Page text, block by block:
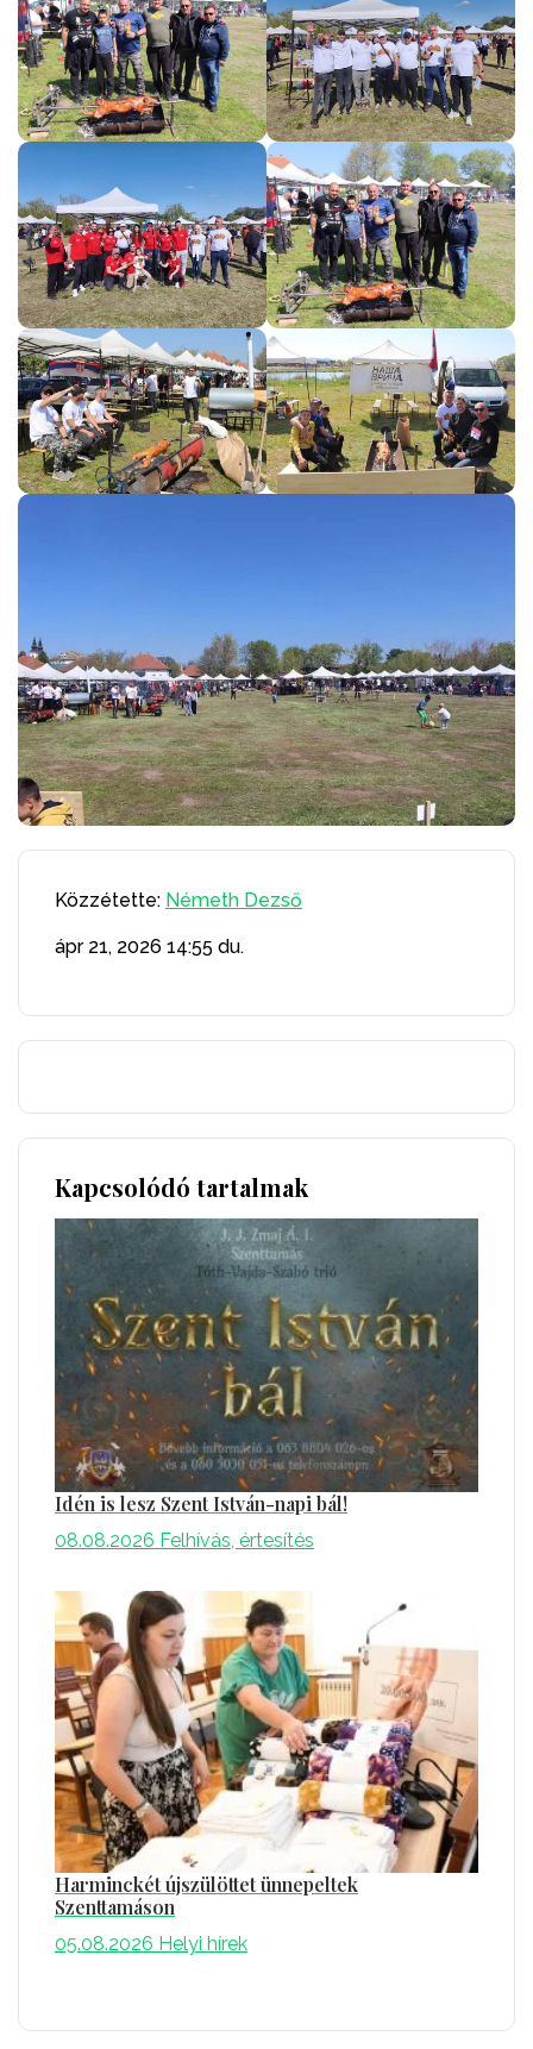
Közzétette: Németh Dezső
ápr 21, 2026 14:55 du.
Kapcsolódó tartalmak
Idén is lesz Szent István-napi bál!
08.08.2026 Felhívás, értesítés
Harminckét újszülöttet ünnepeltek
Szenttamáson
05.08.2026 Helyi hírek